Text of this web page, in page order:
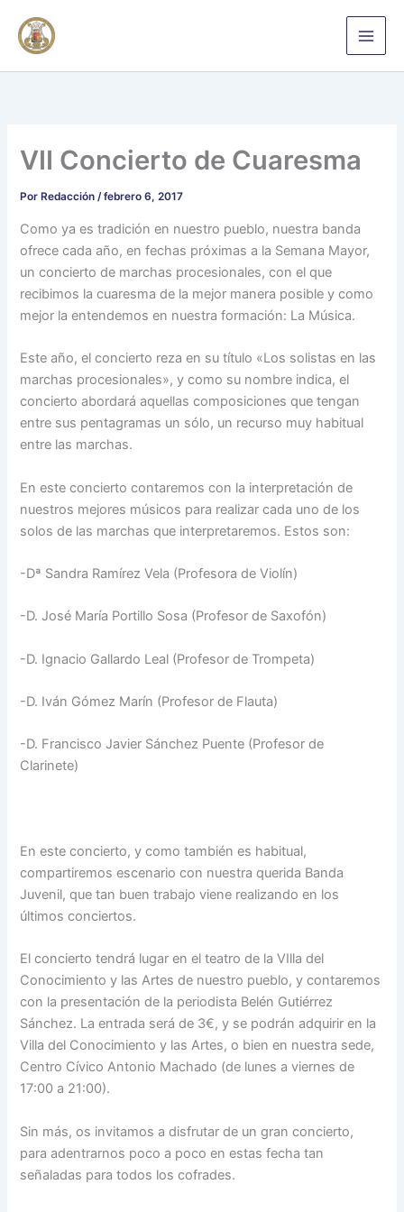
contenido
VII Concierto de Cuaresma
Por Redacción/febrero 6, 2017
Como ya es tradición en nuestro pueblo, nuestra banda
ofrece cada año, en fechas próximas a la Semana Mayor,
un concierto de marchas procesionales, con el que
recibimos la cuaresma de la mejor manera posible y como
mejor la entendemos en nuestra formación: La Música.
Este año, el concierto reza en su título «Los solistas en las
marchas procesionales», y como su nombre indica, el
concierto abordará aquellas composiciones que tengan
entre sus pentagramas un sólo, un recurso muy habitual
entre las marchas.
En este concierto contaremos con la interpretación de
nuestros mejores músicos para realizar cada uno de los
solos de las marchas que interpretaremos. Estos son:
-Dª Sandra Ramírez Vela (Profesora de Violín)
-D. José María Portillo Sosa (Profesor de Saxofón)
-D. Ignacio Gallardo Leal (Profesor de Trompeta)
-D. Iván Gómez Marín (Profesor de Flauta)
-D. Francisco Javier Sánchez Puente (Profesor de
Clarinete)
En este concierto, y como también es habitual,
compartiremos escenario con nuestra querida Banda
Juvenil, que tan buen trabajo viene realizando en los
últimos conciertos.
El concierto tendrá lugar en el teatro de la VIlla del
Conocimiento y las Artes de nuestro pueblo, y contaremos
con la presentación de la periodista Belén Gutiérrez
Sánchez. La entrada será de 3€, y se podrán adquirir en la
Villa del Conocimiento y las Artes, o bien en nuestra sede,
Centro Cívico Antonio Machado (de lunes a viernes de
17:00 a 21:00).
Sin más, os invitamos a disfrutar de un gran concierto,
para adentrarnos poco a poco en estas fecha tan
señaladas para todos los cofrades.